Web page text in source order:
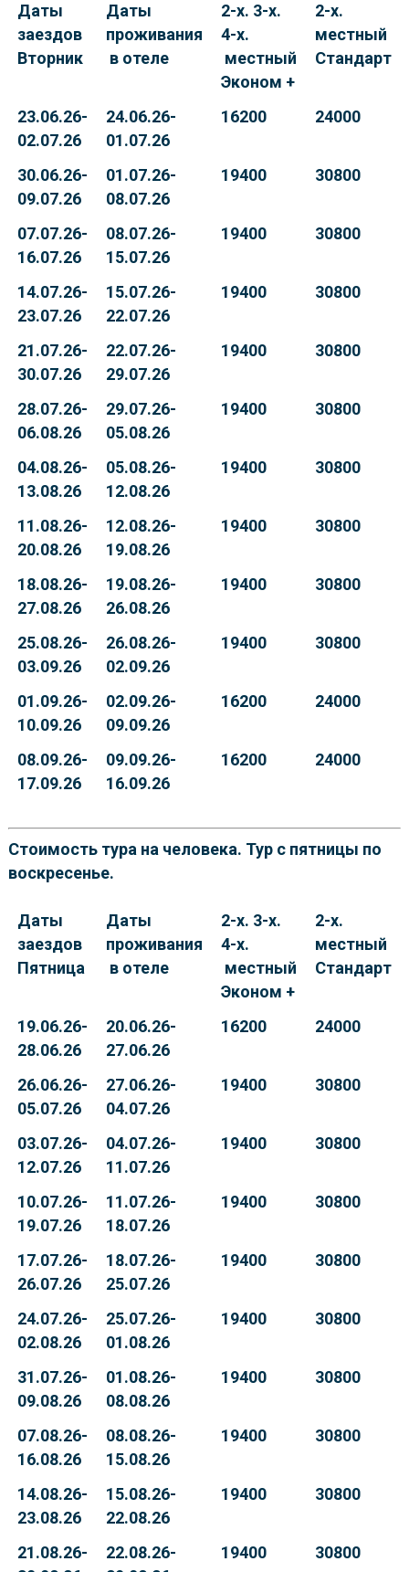
Даты
заездов
Вторник
Даты
проживания
в отеле
2-х. 3-х.
4-х.
местный
Эконом +
2-х.
местный
Стандарт
23.06.26-
02.07.26
24.06.26-
01.07.26
16200 24000
30.06.26-
09.07.26
01.07.26-
08.07.26
19400 30800
07.07.26-
16.07.26
08.07.26-
15.07.26
19400 30800
14.07.26-
23.07.26
15.07.26-
22.07.26
19400 30800
21.07.26-
30.07.26
22.07.26-
29.07.26
19400 30800
28.07.26-
06.08.26
29.07.26-
05.08.26
19400 30800
04.08.26-
13.08.26
05.08.26-
12.08.26
19400 30800
11.08.26-
20.08.26
12.08.26-
19.08.26
19400 30800
18.08.26-
27.08.26
19.08.26-
26.08.26
19400 30800
25.08.26-
03.09.26
26.08.26-
02.09.26
19400 30800
01.09.26-
10.09.26
02.09.26-
09.09.26
16200 24000
08.09.26-
17.09.26
09.09.26-
16.09.26
16200 24000
Стоимость тура на человека. Тур с пятницы по
воскресенье.
Даты
заездов
Пятница
Даты
проживания
в отеле
2-х. 3-х.
4-х.
местный
Эконом +
2-х.
местный
Стандарт
19.06.26-
28.06.26
20.06.26-
27.06.26
16200 24000
26.06.26-
05.07.26
27.06.26-
04.07.26
19400 30800
03.07.26-
12.07.26
04.07.26-
11.07.26
19400 30800
10.07.26-
19.07.26
11.07.26-
18.07.26
19400 30800
17.07.26-
26.07.26
18.07.26-
25.07.26
19400 30800
24.07.26-
02.08.26
25.07.26-
01.08.26
19400 30800
31.07.26-
09.08.26
01.08.26-
08.08.26
19400 30800
07.08.26-
16.08.26
08.08.26-
15.08.26
19400 30800
14.08.26-
23.08.26
15.08.26-
22.08.26
19400 30800
21.08.26-
22.08.26-
19400 30800